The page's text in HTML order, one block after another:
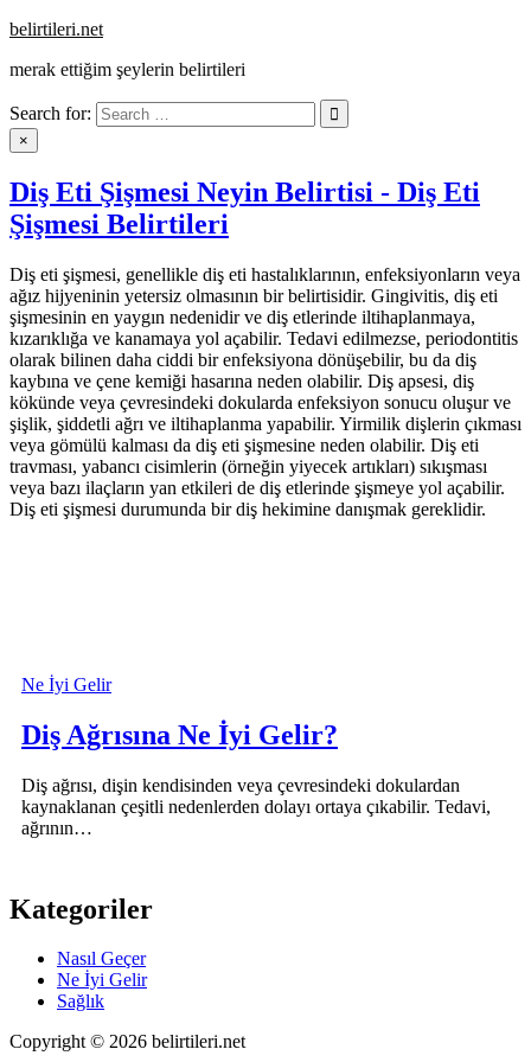
Skip
content
belirtileri.net
merak ettiğim şeylerin belirtileri
Search for:
×
Diş Eti Şişmesi Neyin Belirtisi - Diş Eti
Şişmesi Belirtileri
Diş eti şişmesi, genellikle diş eti hastalıklarının, enfeksiyonların veya
ağız hijyeninin yetersiz olmasının bir belirtisidir. Gingivitis, diş eti
şişmesinin en yaygın nedenidir ve diş etlerinde iltihaplanmaya,
kızarıklığa ve kanamaya yol açabilir. Tedavi edilmezse, periodontitis
olarak bilinen daha ciddi bir enfeksiyona dönüşebilir, bu da diş
kaybına ve çene kemiği hasarına neden olabilir. Diş apsesi, diş
kökünde veya çevresindeki dokularda enfeksiyon sonucu oluşur ve
şişlik, şiddetli ağrı ve iltihaplanma yapabilir. Yirmilik dişlerin çıkması
veya gömülü kalması da diş eti şişmesine neden olabilir. Diş eti
travması, yabancı cisimlerin (örneğin yiyecek artıkları) sıkışması
veya bazı ilaçların yan etkileri de diş etlerinde şişmeye yol açabilir.
Diş eti şişmesi durumunda bir diş hekimine danışmak gereklidir.
Ne İyi Gelir
Diş Ağrısına Ne İyi Gelir?
Diş ağrısı, dişin kendisinden veya çevresindeki dokulardan
kaynaklanan çeşitli nedenlerden dolayı ortaya çıkabilir. Tedavi,
ağrının…
Kategoriler
Nasıl Geçer
Ne İyi Gelir
Sağlık
Copyright © 2026 belirtileri.net